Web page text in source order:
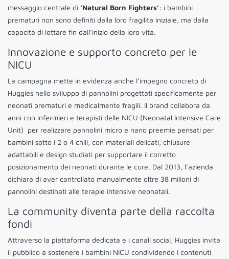
messaggio centrale di ‘Natural Born Fighters’: i bambini
prematuri non sono definiti dalla loro fragilità iniziale, ma dalla
capacità di lottare fin dall’inizio della loro vita.
Innovazione e supporto concreto per le
NICU
La campagna mette in evidenza anche l’impegno concreto di
Huggies nello sviluppo di pannolini progettati specificamente per
neonati prematuri e medicalmente fragili. Il brand collabora da
anni con infermieri e terapisti delle NICU (Neonatal Intensive Care
Unit) per realizzare pannolini micro e nano preemie pensati per
bambini sotto i 2 o 4 chili, con materiali delicati, chiusure
adattabili e design studiati per supportare il corretto
posizionamento dei neonati durante le cure. Dal 2013, l’azienda
dichiara di aver controllato manualmente oltre 38 milioni di
pannolini destinati alle terapie intensive neonatali.
La community diventa parte della raccolta
fondi
Attraverso la piattaforma dedicata e i canali social, Huggies invita
il pubblico a sostenere i bambini NICU condividendo i contenuti